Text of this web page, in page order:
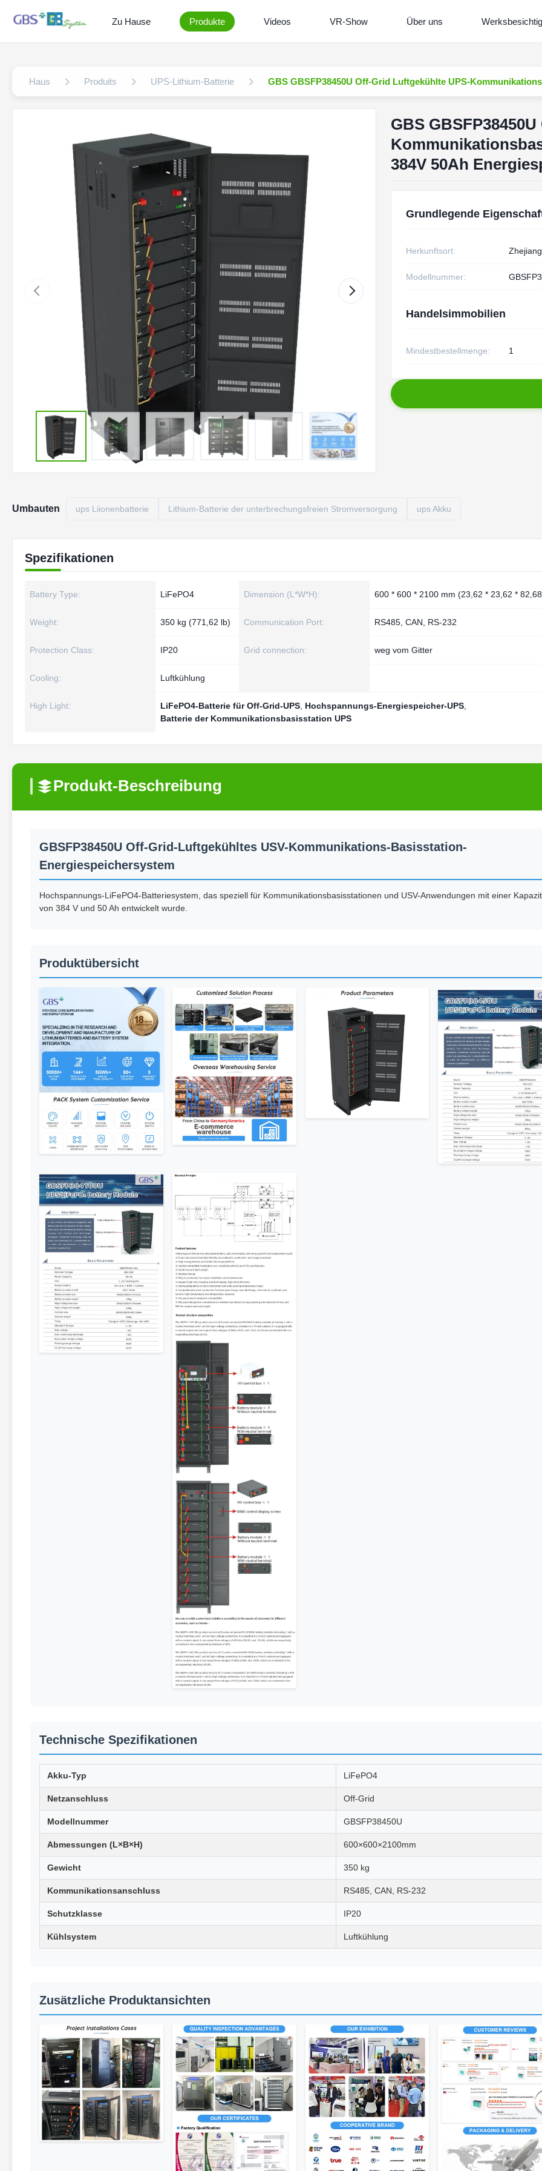
Zu Hause Produkte Videos VR-Show Über uns
Haus Produits UPS-Lithium-Batterie GBS GBSFP38450U Off-Grid Luftgekühlte UPS-
GBS
384V 50Ah
Grundlegende
Herkunftsort:
Modellnummer:
Handelsimmobilien
Mindestbestellmenge: 1
Umbauten ups Liionenbatterie Lithium-Batterie der unterbrechungsfreien Stromversorgung ups Akku
Spezifikationen
Battery Type: LiFePO4 Dimension (L*W*H): 600 * 600 * 2100 mm (23,62 * 23,62 *
Weight: 350 kg (771,62 lb) Communication Port: RS485, CAN, RS-232
Protection Class: IP20 Grid connection: weg vom Gitter
Cooling: Luftkühlung
High Light: LiFePO4-Batterie für Off-Grid-UPS Hochspannungs-Energiespeicher-UPS
Batterie der Kommunikationsbasisstation UPS
Produkt-Beschreibung
GBSFP38450U Off-Grid-Luftgekühltes USV-Kommunikations-Basisstation-
Energiespeichersystem
Hochspannungs-LiFePO4-Batteriesystem, das speziell für Kommunikationsbasisstationen und USV-Anwendungen mit einer
von 384 V und 50 Ah entwickelt wurde.
Produktübersicht
Technische Spezifikationen
Akku-Typ LiFePO4
Netzanschluss Off-Grid
Modellnummer GBSFP38450U
Abmessungen (L×B×H) 600×600×2100mm
Gewicht 350 kg
Kommunikationsanschluss RS485, CAN, RS-232
Schutzklasse IP20
Kühlsystem Luftkühlung
Zusätzliche Produktansichten